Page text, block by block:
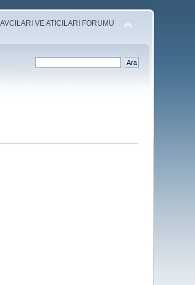
VE ATICILARI FORUMU